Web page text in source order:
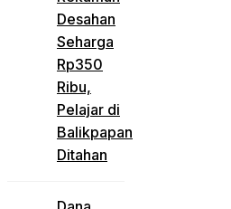
Desahan
Seharga
Rp350
Ribu,
Pelajar di
Balikpapan
Ditahan